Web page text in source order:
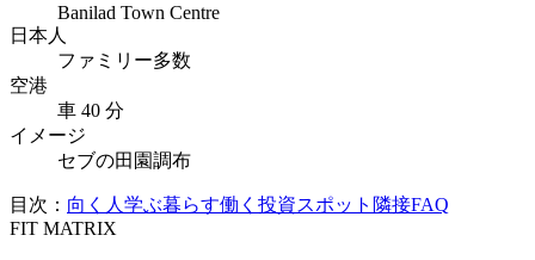
Banilad Town Centre
日本人
ファミリー多数
空港
車 40 分
イメージ
セブの田園調布
目次： 向く人 学ぶ暮らす働く 投資スポット 隣接FAQ
FIT MATRIX